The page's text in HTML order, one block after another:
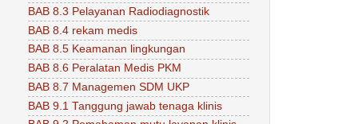
BAB 8.3 Pelayanan Radiodiagnostik
BAB 8.4 rekam medis
BAB 8.5 Keamanan lingkungan
BAB 8.6 Peralatan Medis PKM
BAB 8.7 Managemen SDM UKP
BAB 9.1 Tanggung jawab tenaga klinis